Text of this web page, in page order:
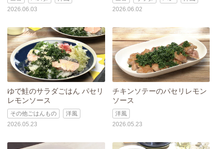
2026.06.03
2026.06.02
ゆで鮭のサラダごはん パセリ
レモンソース
その他ごはんもの
洋風
2026.05.23
チキンソテーのパセリレモン
ソース
洋風
2026.05.23